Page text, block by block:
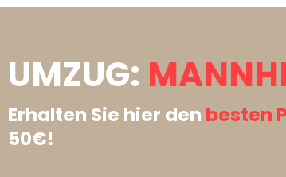
UMZUG:
Erhalten Sie hier den besten
50€!